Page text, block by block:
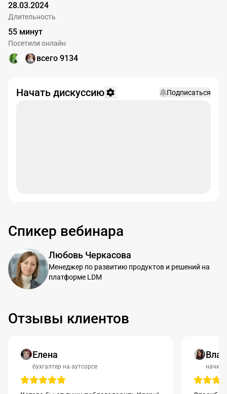
28.03.2024
Длительность
55 минут
Посетили онлайн
всего 9134
Начать дискуссию Подписаться
Спикер вебинара
Любовь Черкасова
Менеджер по развитию продуктов и решений на
платформе LDM
Отзывы клиентов
Елена
бухгалтер на аутсорсе